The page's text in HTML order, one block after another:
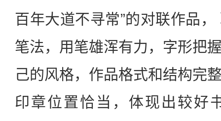
百年大道不寻常”的对联作品
笔法，用笔雄浑有力，字形把
己的风格，作品格式和结构完
印章位置恰当，体现出较好